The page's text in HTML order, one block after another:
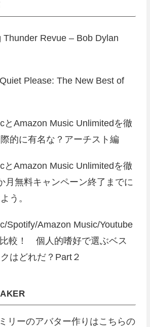
Thunder Revue – Bob Dylan
Please: The New Best of
とAmazon Music Unlimitedを徹
的に有名な？アーチスト編
とAmazon Music Unlimitedを徹
月無料キャンペーン終了までに
う。
Spotify/Amazon Music/Youtube
較！ 個人的嗜好で選ぶベス
はどれだ？Part２
リーのアバター作りはこちらの